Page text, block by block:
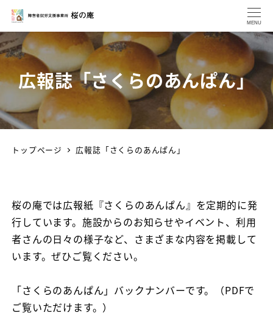
MENU
広報誌「さくらのあんぱん」
トップページ 広報誌「さくらのあんぱん」
桜の庵では広報紙『さくらのあんぱん』を定期的に発
行しています。施設からのお知らせやイベント、利用
者さんの日々の様子など、さまざまな内容を掲載して
います。ぜひご覧ください。
「さくらのあんぱん」バックナンバーです。（PDFで
ご覧いただけます。）